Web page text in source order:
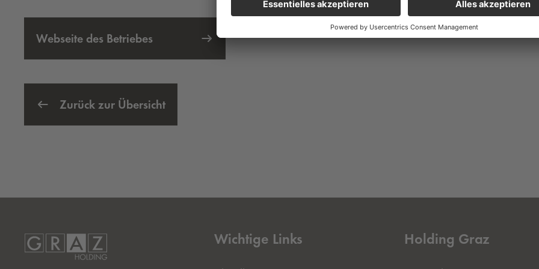
Webseite des Betriebes
Externer Link öffnet eine neue Registerkarte
Zurück zur Übersicht
Wichtige Links Holding Graz